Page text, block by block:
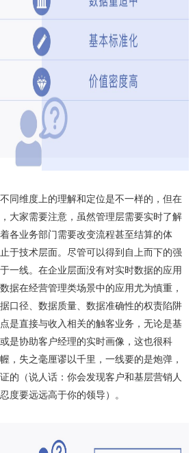
同维度上的理解和定位是不一样的，但在
大家需要注意，虽然管理层需要实时了解
各业务部门需要改变流程甚至结算的体
于技术层面。尽管可以得到自上而下的强
一线。在企业层面没有对实时数据的应用
据在经营管理类场景中的应用尤为慎重，
口径、数据质量、数据准确性的权责陷阱
是直接与收入相关的触客业务，无论是基
是协助客户经理的实时画像，这也很科
，失之毫厘谬以千里，一线要的是炮弹，
的（说人话：你会发现客户和基层营销人
度要远远高于你的领导）。